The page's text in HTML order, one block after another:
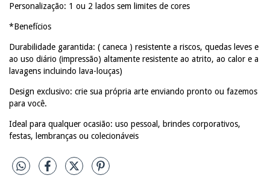
Personalização: 1 ou 2 lados sem limites de cores
*Benefícios
Durabilidade garantida: ( caneca ) resistente a riscos, quedas leves e
ao uso diário (impressão) altamente resistente ao atrito, ao calor e a
lavagens incluindo lava-louças)
Design exclusivo: crie sua própria arte enviando pronto ou fazemos
para você.
Ideal para qualquer ocasião: uso pessoal, brindes corporativos,
festas, lembranças ou colecionáveis